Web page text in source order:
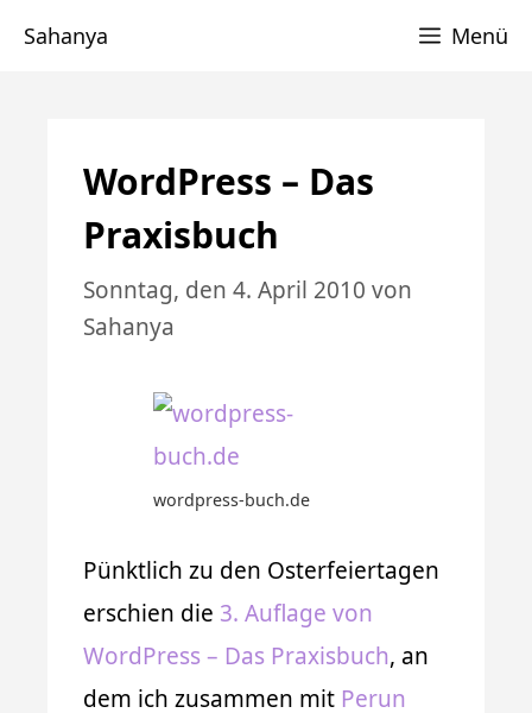
Sahanya Menü
WordPress – Das
Praxisbuch
Sonntag, den 4. April 2010 von
Sahanya
wordpress-buch.de
Pünktlich zu den Osterfeiertagen
erschien die 3. Auflage von
WordPress – Das Praxisbuch, an
dem ich zusammen mit Perun